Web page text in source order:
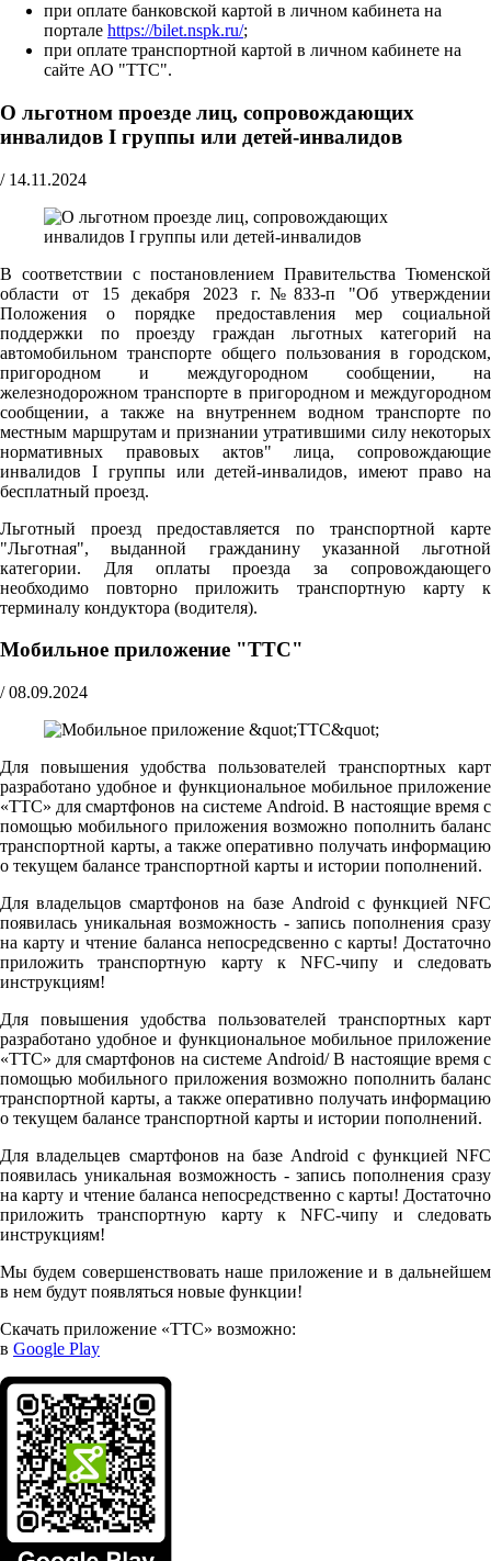
при оплате банковской картой в личном кабинета на
портале https://bilet.nspk.ru/;
при оплате транспортной картой в личном кабинете на
сайте АО "ТТС".
О льготном проезде лиц, сопровождающих
инвалидов I группы или детей-инвалидов
/ 14.11.2024
В соответствии с постановлением Правительства Тюменской
области от 15 декабря 2023 г.№833-п "Об утверждении
Положения о порядке предоставления мер социальной
поддержки по проезду граждан льготных категорий на
автомобильном транспорте общего пользования в городском,
пригородном и междугородном сообщении, на
железнодорожном транспорте в пригородном и междугородном
сообщении, а также на внутреннем водном транспорте по
местным маршрутам и признании утратившими силу некоторых
нормативных правовых актов" лица, сопровождающие
инвалидов I группы или детей-инвалидов, имеют право на
бесплатный проезд.
Льготный проезд предоставляется по транспортной карте
"Льготная", выданной гражданину указанной льготной
категории. Для оплаты проезда за сопровождающего
необходимо повторно приложить транспортную карту к
терминалу кондуктора (водителя).
Мобильное приложение "ТТС"
/ 08.09.2024
Для повышения удобства пользователей транспортных карт
разработано удобное и функциональное мобильное приложение
«ТТС» для смартфонов на системе Android. В настоящие время с
помощью мобильного приложения возможно пополнить баланс
транспортной карты, а также оперативно получать информацию
о текущем балансе транспортной карты и истории пополнений.
Для владельцов смартфонов на базе Android с функцией NFC
появилась уникальная возможность - запись пополнения сразу
на карту и чтение баланса непосредсвенно с карты! Достаточно
приложить транспортную карту к NFC-чипу и следовать
инструкциям!
Для повышения удобства пользователей транспортных карт
разработано удобное и функциональное мобильное приложение
«ТТС» для смартфонов на системе Android/ В настоящие время с
помощью мобильного приложения возможно пополнить баланс
транспортной карты, а также оперативно получать информацию
о текущем балансе транспортной карты и истории пополнений.
Для владельцев смартфонов на базе Android с функцией NFC
появилась уникальная возможность - запись пополнения сразу
на карту и чтение баланса непосредственно с карты! Достаточно
приложить транспортную карту к NFC-чипу и следовать
инструкциям!
Мы будем совершенствовать наше приложение и в дальнейшем
в нем будут появляться новые функции!
Скачать приложение «ТТС» возможно:
в Google Play